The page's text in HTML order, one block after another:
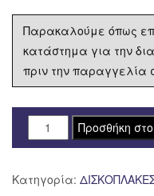
Παρακαλούμε όπως
κατάστημα για την
πριν την παραγγελία
ΔΙΣΚΟΠΛΑΚΑ
FERODO
HONDA
Προσθήκη
Κατηγορία: